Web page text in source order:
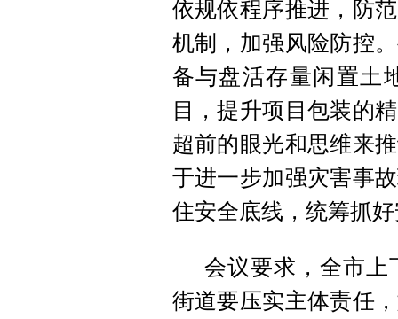
依规依程序推进，防
机制，加强风险防控
备与盘活存量闲置土
目，提升项目包装的
超前的眼光和思维来
于进一步加强灾害事
住安全底线，统筹抓
会议要求，全市上
街道要压实主体责任